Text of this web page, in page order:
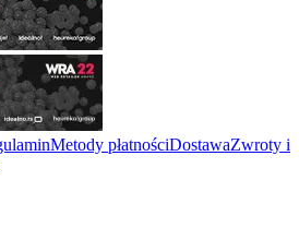
Metody płatnościDostawaZwroty i